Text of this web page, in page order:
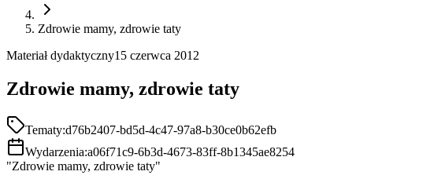
Zdrowie mamy, zdrowie taty
Materiał dydaktyczny15 czerwca 2012
Zdrowie mamy, zdrowie taty
Tematy:d76b2407-bd5d-4c47-97a8-b30ce0b62efb
Wydarzenia:a06f71c9-6b3d-4673-83ff-8b1345ae8254
"Zdrowie mamy, zdrowie taty"